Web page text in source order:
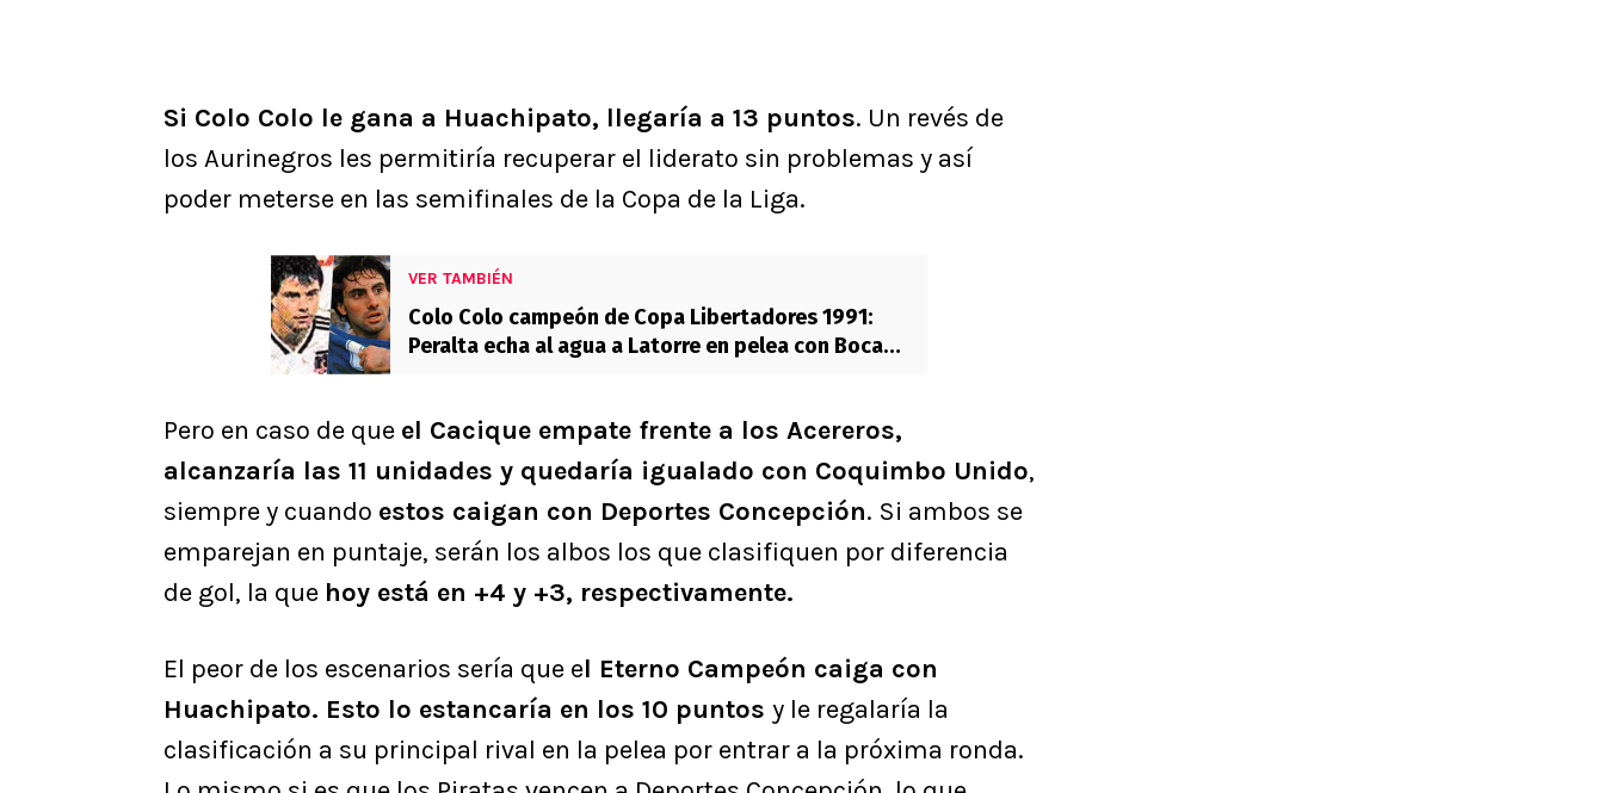
Si Colo Colo le gana a Huachipato, llegaría a 13 puntos. Un revés de
los Aurinegros les permitiría recuperar el liderato sin problemas y así
poder meterse en las semifinales de la Copa de la Liga.
VER TAMBIÉN
Colo Colo campeón de Copa Libertadores 1991:
Peralta echa al agua a Latorre en pelea con Boca
Pero en caso de que el Cacique empate frente a los Acereros,
alcanzaría las 11 unidades y quedaría igualado con Coquimbo Unido,
siempre y cuando estos caigan con Deportes Concepción. Si ambos se
emparejan en puntaje, serán los albos los que clasifiquen por diferencia
de gol, la que hoy está en +4 y +3, respectivamente.
El peor de los escenarios sería que el Eterno Campeón caiga con
Huachipato. Esto lo estancaría en los 10 puntos y le regalaría la
clasificación a su principal rival en la pelea por entrar a la próxima ronda.